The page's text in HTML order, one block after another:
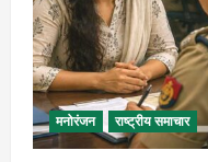
मनोरंजन राष्ट्रीय समाचार